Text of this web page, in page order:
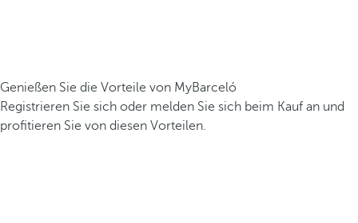
Genießen Sie die Vorteile von MyBarceló
Registrieren Sie sich oder melden Sie sich beim Kauf an und
profitieren Sie von diesen Vorteilen.